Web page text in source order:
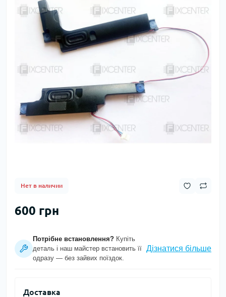
Нет в наличии
600 грн
Потрібне встановлення? Купіть
деталь і наш майстер встановить її
одразу — без зайвих поїздок.
Дізнатися більше
Доставка